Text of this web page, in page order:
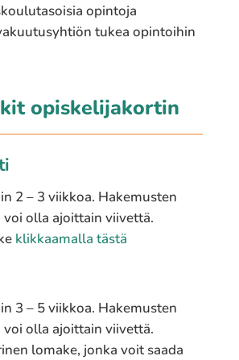
opintoja
tukea opintoihin
opiskelijakortin
2 – 3 viikkoa. Hakemusten
voi olla ajoittain viivettä.
klikkaamalla tästä
3 – 5 viikkoa. Hakemusten
voi olla ajoittain viivettä.
lomake, jonka voit saada